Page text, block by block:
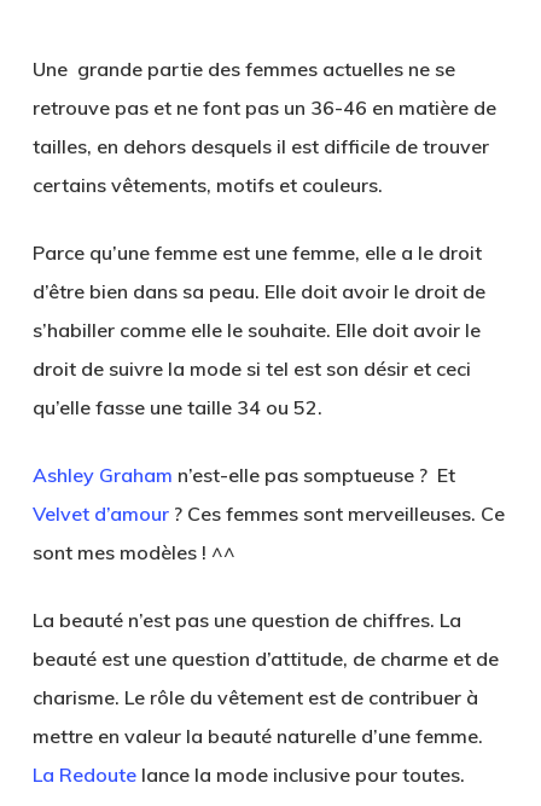
Une grande partie des femmes actuelles ne se
retrouve pas et ne font pas un 36-46 en matière de
tailles, en dehors desquels il est difficile de trouver
certains vêtements, motifs et couleurs.
Parce qu’une femme est une femme, elle a le droit
d’être bien dans sa peau. Elle doit avoir le droit de
s’habiller comme elle le souhaite. Elle doit avoir le
droit de suivre la mode si tel est son désir et ceci
qu’elle fasse une taille 34 ou 52.
Ashley Graham n’est-elle pas somptueuse ? Et
Velvet d’amour? Ces femmes sont merveilleuses. Ce
sont mes modèles ! ^^
La beauté n’est pas une question de chiffres. La
beauté est une question d’attitude, de charme et de
charisme. Le rôle du vêtement est de contribuer à
mettre en valeur la beauté naturelle d’une femme.
La Redoutelance la mode inclusive pour toutes.